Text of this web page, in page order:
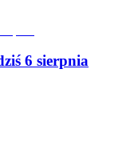
6 sierpnia